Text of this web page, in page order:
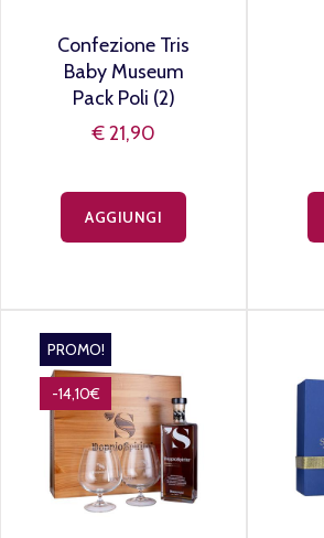
Confezione Tris
Baby Museum
Pack Poli (2)
€ 21,90
AGGIUNGI
PROMO!
-14,10€